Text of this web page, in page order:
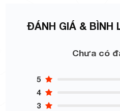
ĐÁNH GIÁ & BÌNH
Chưa có
5
4
3